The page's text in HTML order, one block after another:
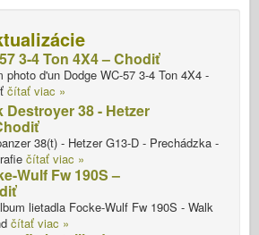
3-4 Ton 4X4 – Chodiť
photo d'un Dodge WC-57 3-4 Ton 4X4 -
čítať viac »
Destroyer 38 - Hetzer
38(t) - Hetzer G13-D - Prechádzka -
čítať viac »
Wulf Fw 190S –
lietadla Focke-Wulf Fw 190S - Walk
čítať viac »